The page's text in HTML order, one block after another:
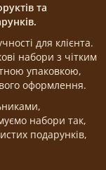
та
для клієнта.
набори з чітким
упаковкою,
оформлення.
набори так,
подарунків,